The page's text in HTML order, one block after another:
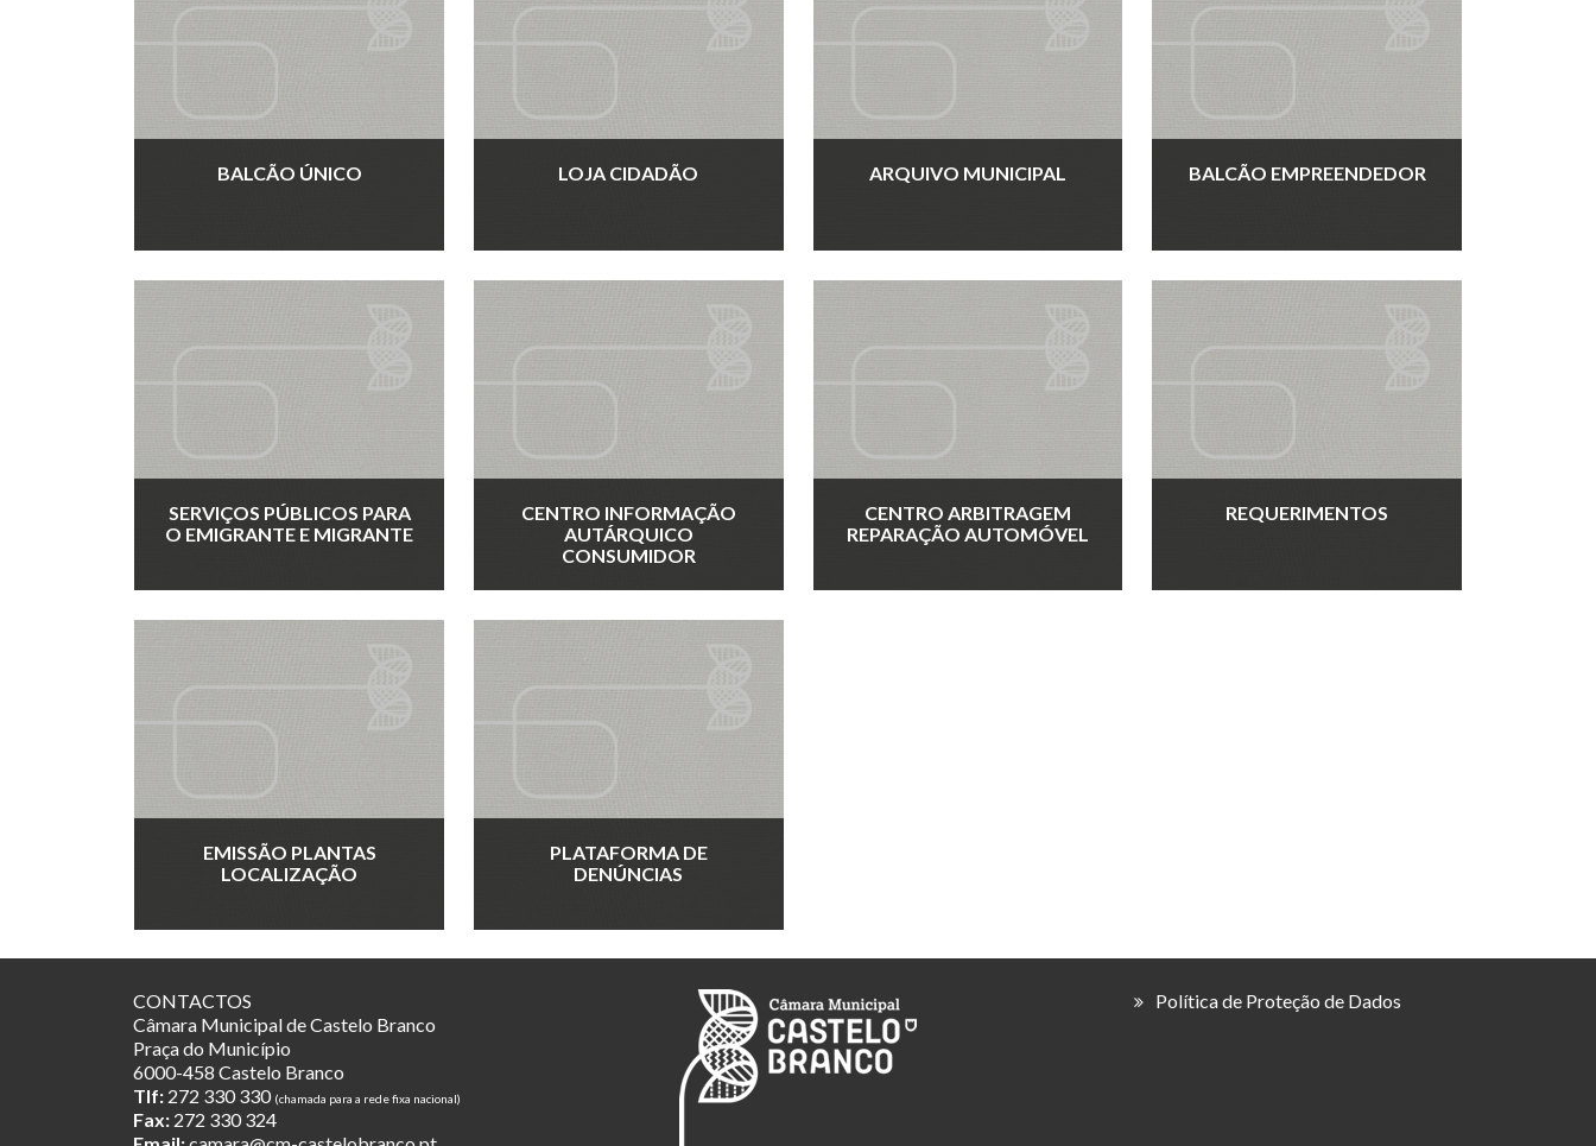
BALCÃO ÚNICO LOJA CIDADÃO ARQUIVO MUNICIPAL BALCÃO EMPREENDEDOR
SERVIÇOS PÚBLICOS PARA
O EMIGRANTE E MIGRANTE
CENTRO INFORMAÇÃO
AUTÁRQUICO
CONSUMIDOR
CENTRO ARBITRAGEM
REPARAÇÃO AUTOMÓVEL
REQUERIMENTOS
EMISSÃO PLANTAS
LOCALIZAÇÃO
PLATAFORMA DE
DENÚNCIAS
CONTACTOS
Câmara Municipal de Castelo Branco
Praça do Município
6000-458 Castelo Branco
Tlf: 272 330 330 (chamada para a rede fixa nacional)
Fax: 272 330 324
Política de Proteção de Dados